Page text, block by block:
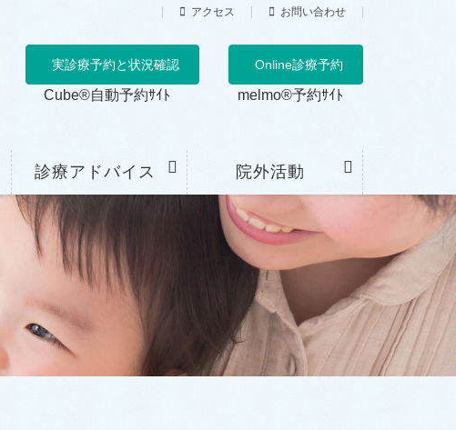
アクセス お問い合わせ
実診療予約と状況確認
Cube®自動予約ｻｲﾄ
Online診療予約
melmo®予約ｻｲﾄ
診療アドバイス 院外活動